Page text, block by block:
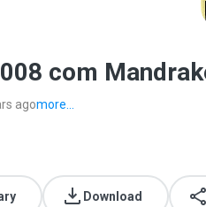
com
agomore...
Download